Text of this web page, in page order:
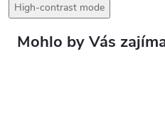
High-contrast mode